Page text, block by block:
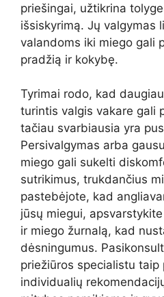
priešingai, užtikrina
išsiskyrimą. Jų valgymas
valandoms iki miego gali
pradžią ir kokybę.
Tyrimai rodo, kad
turintis valgis vakare gali
tačiau svarbiausia yra
Persivalgymas arba
miego gali sukelti
sutrikimus, trukdančius
pastebėjote, kad
jūsų miegui,
ir miego žurnalą, kad
dėsningumus.
priežiūros specialistu taip
individualių